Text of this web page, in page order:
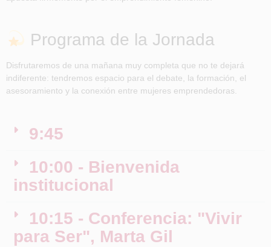
Programa de la Jornada
Disfrutaremos de una mañana muy completa que no te dejará
indiferente: tendremos espacio para el debate, la formación, el
asesoramiento y la conexión entre mujeres emprendedoras.
9:45
10:00 - Bienvenida
institucional
10:15 - Conferencia: "Vivir
para Ser", Marta Gil